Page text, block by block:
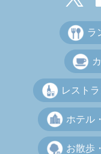
ラ
レスト
ホテル
お散歩